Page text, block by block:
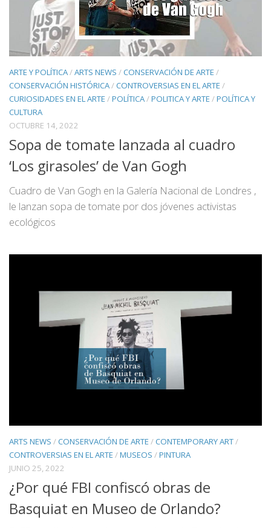
ARTE Y POLÍTICA/ARTS NEWS /CONSERVACIÓN DE ARTE /
CONSERVACIÓN HISTÓRICA/CONTROVERSIAS EN EL ARTE /
CURIOSIDADES EN EL ARTE /POLÍTICA/POLITICA Y ARTE /POLÍTICA Y
CULTURA
OCTUBRE 14, 2022
Sopa de tomate lanzada al cuadro
‘Los girasoles’ de Van Gogh
Cuadro de Van Gogh en la Galería Nacional de Londres ,
le lanzan sopa de tomate por dos jóvenes activistas
ecológicos
ARTS NEWS /CONSERVACIÓN DE ARTE /CONTEMPORARY ART/
CONTROVERSIAS EN EL ARTE /MUSEOS /PINTURA
JUNIO 25, 2022
¿Por qué FBI confiscó obras de
Basquiat en Museo de Orlando?